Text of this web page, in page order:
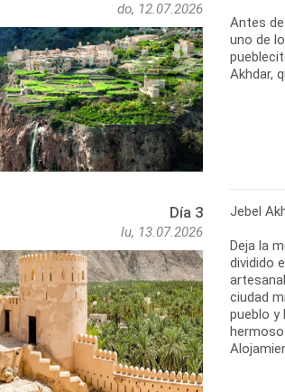
do, 12.07.2026
Antes
uno de
Akhdar,
Día 3
lu, 13.07.2026
Jebel
Deja la
dividido
ciudad
pueblo y